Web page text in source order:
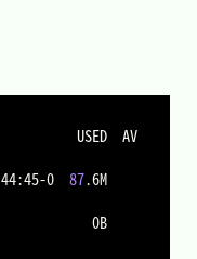
USED  AV
0 87.6M
0B